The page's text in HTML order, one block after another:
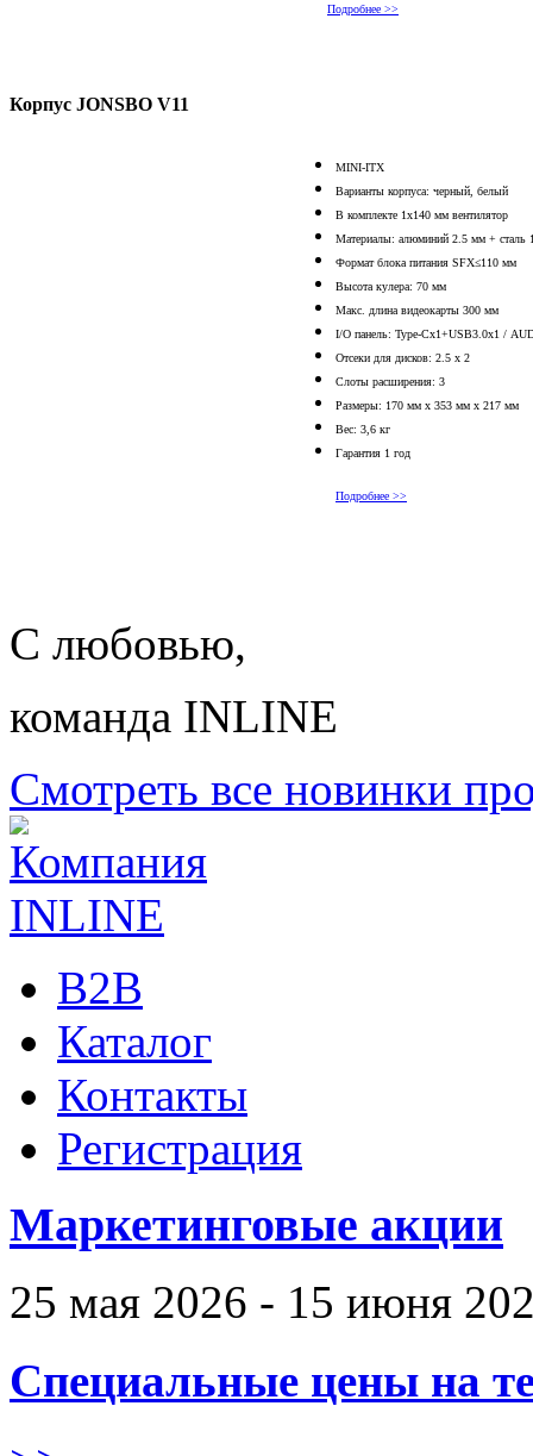
Подробнее >>
Корпус JONSBO V11
MINI-ITX
Варианты корпуса: черный, белый
В комплекте 1x140 мм вентилятор
Материалы: алюминий 2.5 мм + сталь
Формат блока питания SFX≤110 мм
Высота кулера: 70 мм
Макс. длина видеокарты 300 мм
I/O панель: Type-Cх1+USB3.0х1 /
Отсеки для дисков: 2.5 х 2
Слоты расширения: 3
Размеры: 170 мм х 353 мм х 217 мм
Вес: 3,6 кг
Гарантия 1 год
Подробнее >>
С любовью,
команда INLINE
Смотреть все новинки
B2B
Каталог
Контакты
Регистрация
Маркетинговые акции
25 мая 2026 - 15 июня
Специальные цены на